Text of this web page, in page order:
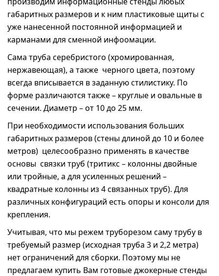
габаритных размеров и к ним пластиковые щиты с
уже нанесенной постоянной информацией и
карманами для сменной инфоомации.
Сама труба серебристого (хромированная,
нержавеющая), а также черного цвета, поэтому
всегда вписывается в заданную стилистику. По
форме различаются также – круглые и овальные в
сечении. Диаметр – от 10 до 25 мм.
При необходимости использования больших
габаритных размеров (стены длиной до 10 и более
метров) целесообразно применять в качестве
основы связки труб (тритикс – колонны двойные
или тройные, а для усиленных решений –
квадратные колонны из 4 связанных труб). Для
различных конфигураций есть опоры и консоли для
крепления.
Учитывая, что мы режем труборезом саму трубу в
требуемый размер (исходная труба 3 и 2,2 метра)
нет ограничений для сборки. Поэтому мы не
предлагаем купить Вам готовые джокерные стенды